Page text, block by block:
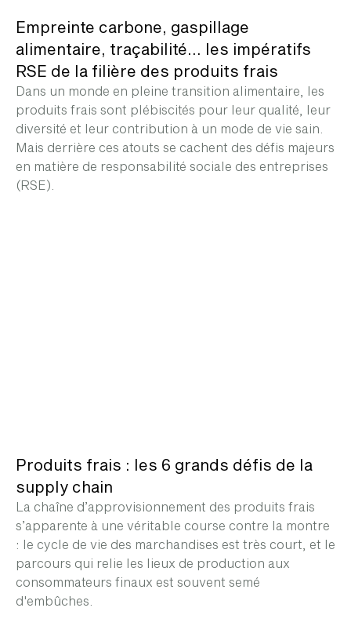
Empreinte carbone, gaspillage
alimentaire, traçabilité… les impératifs
RSE de la filière des produits frais
Dans un monde en pleine transition alimentaire, les
produits frais sont plébiscités pour leur qualité, leur
diversité et leur contribution à un mode de vie sain.
Mais derrière ces atouts se cachent des défis majeurs
en matière de responsabilité sociale des entreprises
(RSE).
Produits frais : les 6 grands défis de la
supply chain
La chaîne d’approvisionnement des produits frais
s’apparente à une véritable course contre la montre
: le cycle de vie des marchandises est très court, et le
parcours qui relie les lieux de production aux
consommateurs finaux est souvent semé
d'embûches.